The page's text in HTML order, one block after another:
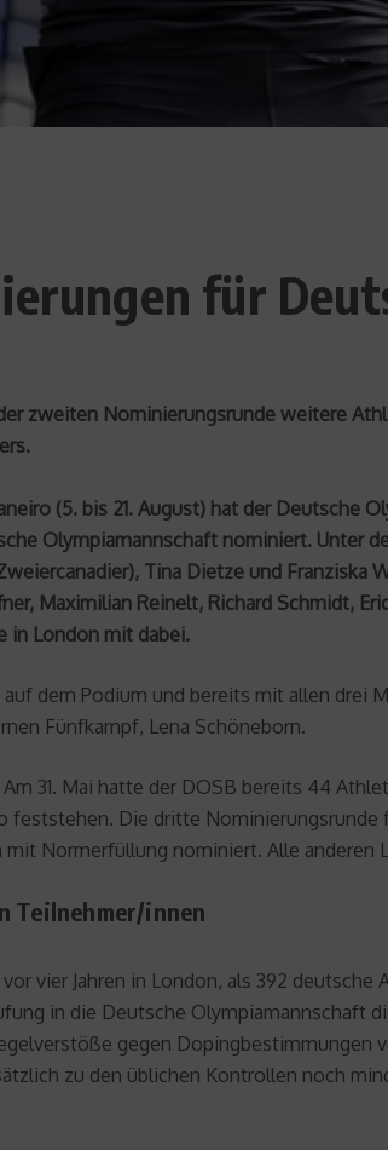
für
zweiten Nominierungsrunde weitere
(5. bis 21. August) hat der
Olympiamannschaft nominiert. Unter
Tina Dietze und Franziska
Maximilian Reinelt, Richard Schmidt,
in London mit dabei.
dem Podium und bereits mit allen
Fünfkampf, Lena Schöneborn.
31. Mai hatte der DOSB bereits 44
Die dritte Nominierungsrunde
Normerfüllung nominiert. Alle
Teilnehmer/innen
vier Jahren in London, als 392
in die Deutsche Olympiamannschaft
gegen
zu den üblichen Kontrollen noch